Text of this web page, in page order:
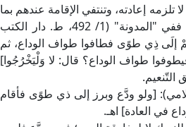
تلزمه إعادته، وتنتفي الإقامة عندهم بما
يحصل به الوداع في العادة، حتى وإن كان في مكانٍ يُتِمُّون فيه الصلاة؛ ففي "المدونة" (1/ 492، ط. دار الكتب
إلَى ذِي طوًى فطافوا طواف الوداع، ثم
طواف الوداع؟ قال: لا وَلْيَخْرُجُوا]
(3/ 283، ط. دار الغرب الإسلامي): [ولو ودَّع وبرز إلى ذي طوًى فأقام
في العادة] اهـ.